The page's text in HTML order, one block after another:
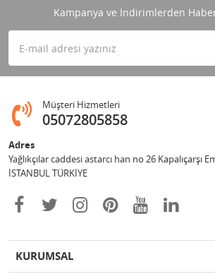
Kampanya ve İndirimlerden
Müşteri Hizmetleri
05072805858
Adres
Yağlıkçılar caddesi astarcı han no 26 Kapalıçarşı
İSTANBUL TÜRKİYE
KURUMSAL